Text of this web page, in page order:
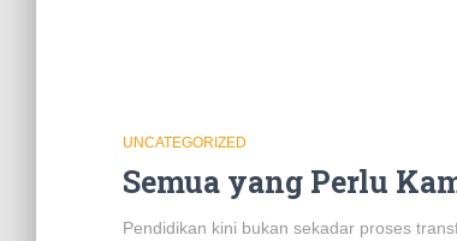
UNCATEGORIZED
Semua yang Perlu
Pendidikan kini bukan sekadar proses